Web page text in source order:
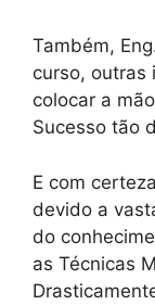
Também,
curso, outras
colocar a
Sucesso tão
E com
devido a
do
as Técnicas